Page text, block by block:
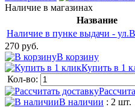
Наличие в магазинах
Название
Наличие в пунке выдачи -
270 руб.
В корзину
Купить в 1
Кол-во:
В наличии : 2 шт.